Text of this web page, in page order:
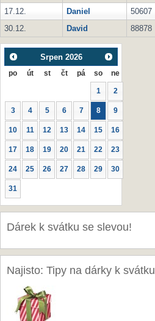
17.12.
Daniel 50607
30.12.
David 88878
Srpen 2026
po út st čt pá so ne
1 2
3 4 5 6 7 8 9
10 11 12 13 14 15 16
17 18 19 20 21 22 23
24 25 26 27 28 29 30
31
Dárek k svátku se slevou!
Najisto: Tipy na dárky k svátku